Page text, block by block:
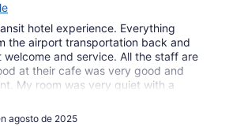
hotel experience. Everything
the airport transportation back and
and service. All the staff are
at their cafe was very good and
My room was very quiet with a
I highly recommend travelers to
the reasonable price.
agosto de 2025